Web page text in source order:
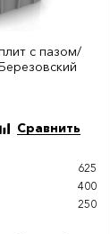
с пазом/
Сравнить
625
400
250